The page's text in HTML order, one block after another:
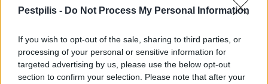
Pestpilis - Do Not Process My Personal Information
If you wish to opt-out of the sale, sharing to third parties, or
processing of your personal or sensitive information for
targeted advertising by us, please use the below opt-out
section to confirm your selection. Please note that after your
Bicske Kelet csomópont építése